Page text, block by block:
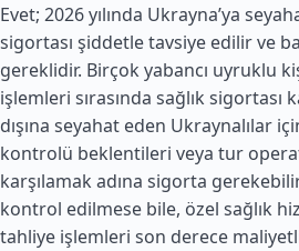
Evet; 2026 yılında Ukrayna’ya
sigortası şiddetle tavsiye edilir ve
gereklidir. Birçok yabancı uyruklu
işlemleri sırasında sağlık sigortası
dışına seyahat eden Ukraynalılar
kontrolü beklentileri veya tur
karşılamak adına sigorta
kontrol edilmese bile, özel sağlık
tahliye işlemleri son derece